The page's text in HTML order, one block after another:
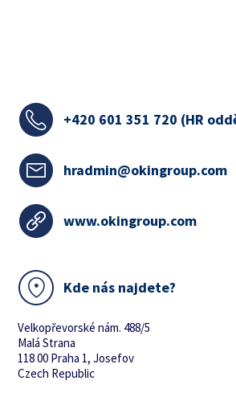
+420 601 351 720 (HR
hradmin@okingroup.com
www.okingroup.com
Kde nás najdete?
Velkopřevorské nám. 488/5
Malá Strana
118 00 Praha 1, Josefov
Czech Republic